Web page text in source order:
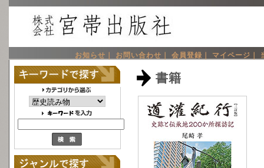
お知らせ｜ お問い合わせ｜ 会員登録｜ マイページ｜
書籍